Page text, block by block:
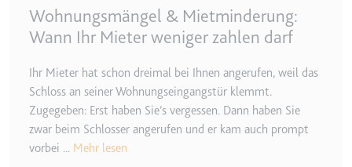
Ablauf:
Sitzung
Typ:
HTTP-Cookie
__Secure-YNID
Anbieter:
youtube.com
Zweck:
Wird verwendet, um die
Interaktion der Nutzer mit
Wohnungsmängel & Mietminderung:
Wann Ihr Mieter weniger zahlen darf
Ihr Mieter hat schon dreimal bei Ihnen angerufen, weil das
Schloss an seiner Wohnungseingangstür klemmt.
Zugegeben: Erst haben Sie’s vergessen. Dann haben Sie
zwar beim Schlosser angerufen und er kam auch prompt
vorbei ... Mehr lesen